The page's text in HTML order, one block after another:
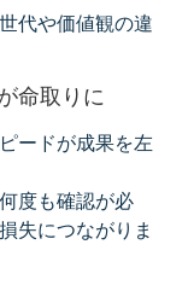
代や価値観の違
命取りに
ードが成果を左
度も確認が必
失につながりま